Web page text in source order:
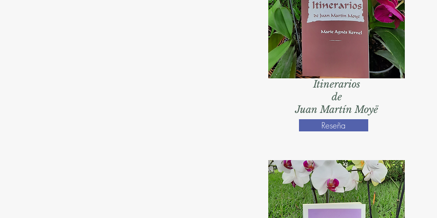
Itinerarios
de
Juan Martín Moyë
Reseña